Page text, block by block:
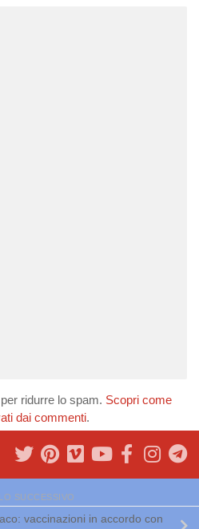
ridurre lo spam. Scopri come
dai commenti.
SUCCESSIVO
vaccinazioni in accordo con